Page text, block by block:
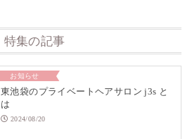
特集の記事
お知らせ
東池袋のプライベートヘアサロン j3s と
は
2024/08/20